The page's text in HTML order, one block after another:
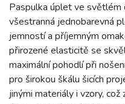
Paspulka úplet ve světlém
všestranná jednobarevná
jemností a příjemným
přirozené elasticitě se
maximální pohodlí při
pro širokou škálu šicích
jinými materiály i vzory, což